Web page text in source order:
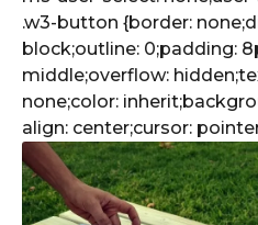
.w3-button {border:
block;outline: 0;padding:
middle;overflow:
none;color:
align: center;cursor: